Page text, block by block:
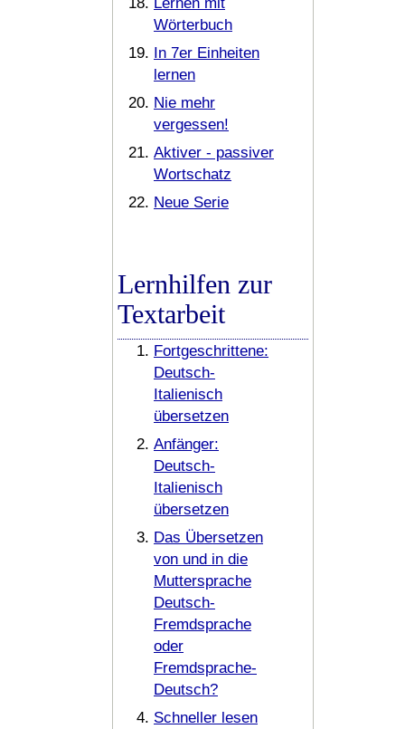
Wörterbuch
In 7er Einheiten
lernen
Nie mehr
vergessen!
Aktiver - passiver
Wortschatz
Neue Serie
Lernhilfen zur
Textarbeit
Fortgeschrittene:
Deutsch-
Italienisch
übersetzen
Anfänger:
Deutsch-
Italienisch
übersetzen
Das Übersetzen
von und in die
Muttersprache
Deutsch-
Fremdsprache
oder
Fremdsprache-
Deutsch?
Schneller lesen